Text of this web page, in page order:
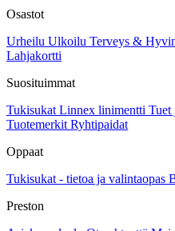
Osastot
Urheilu Ulkoilu Terveys &
Lahjakortti
Suosituimmat
Tukisukat Linnex linimentti Tuet
Tuotemerkit Ryhtipaidat
Oppaat
Tukisukat - tietoa ja valintaopas
Preston